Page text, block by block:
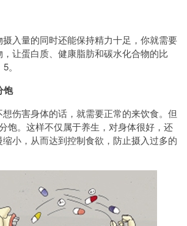
入量的同时还能保持精力十足，你就需要
让蛋白质、健康脂肪和碳水化合物的比
。
饱
害身体的话，就需要正常的来饮食。但
饱。这样不仅属于养生，对身体很好，还
小，从而达到控制食欲，防止摄入过多的